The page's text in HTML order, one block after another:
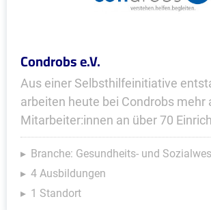
Condrobs e.V.
Aus einer Selbsthilfeinitiative
arbeiten heute bei Condrobs mehr
Mitarbeiter:innen an über 70
Branche: Gesundheits- und
4 Ausbildungen
1 Standort